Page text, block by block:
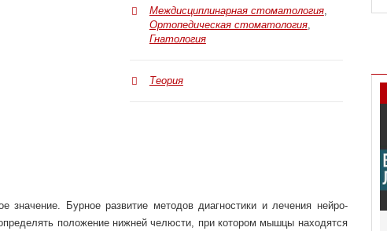
Междисциплинарная стоматология,
Ортопедическая стоматология,
Гнатология
Теория
значение. Бурное развитие методов диагностики и лечения нейро-
положение нижней челюсти, при котором мышцы находятся